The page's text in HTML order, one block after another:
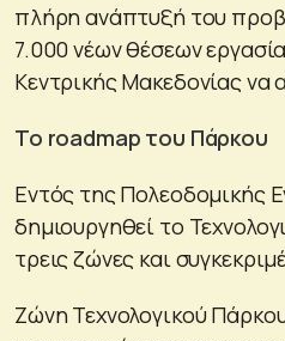
πλήρη ανάπτυξή του
7.000 νέων θέσεων
Κεντρικής Μακεδονίας να
Το roadmap του Πάρκου
Εντός της Πολεοδομικής
δημιουργηθεί το
τρεις ζώνες και
Ζώνη Τεχνολογικού